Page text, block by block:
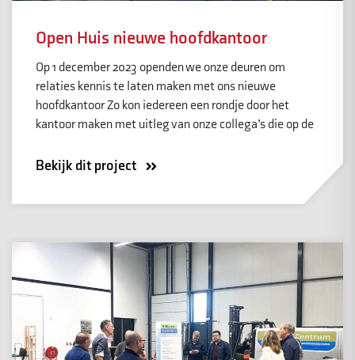
Open Huis nieuwe hoofdkantoor
Op 1 december 2023 openden we onze deuren om
relaties kennis te laten maken met ons nieuwe
hoofdkantoor Zo kon iedereen een rondje door het
kantoor maken met uitleg van onze collega’s die op de
Bekijk dit project